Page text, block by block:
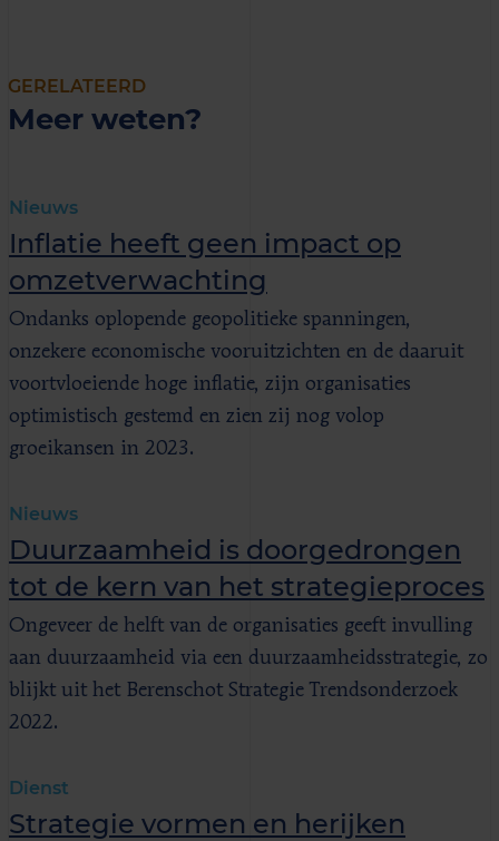
GERELATEERD
Meer weten?
Nieuws
Inflatie heeft geen impact op
omzetverwachting
Ondanks oplopende geopolitieke spanningen,
onzekere economische vooruitzichten en de daaruit
voortvloeiende hoge inflatie, zijn organisaties
optimistisch gestemd en zien zij nog volop
groeikansen in 2023.
Nieuws
Duurzaamheid is doorgedrongen
tot de kern van het strategieproces
Ongeveer de helft van de organisaties geeft invulling
aan duurzaamheid via een duurzaamheidsstrategie, zo
blijkt uit het Berenschot Strategie Trendsonderzoek
2022.
Dienst
Strategie vormen en herijken